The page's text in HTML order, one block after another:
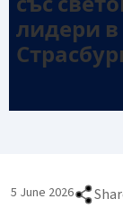
лидери в
5 June 2026